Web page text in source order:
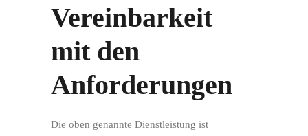
Vereinbarkeit
mit den
Anforderungen
Die oben genannte Dienstleistung ist